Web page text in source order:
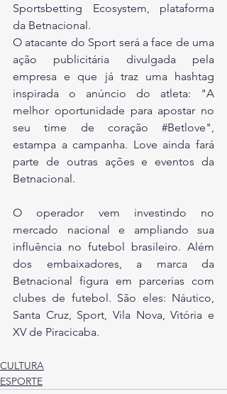
Sportsbetting Ecosystem, plataforma
da Betnacional.
O atacante do Sport será a face de uma
ação publicitária divulgada pela
empresa e que já traz uma hashtag
inspirada o anúncio do atleta: "A
melhor oportunidade para apostar no
seu time de coração #Betlove",
estampa a campanha. Love ainda fará
parte de outras ações e eventos da
Betnacional.
O operador vem investindo no
mercado nacional e ampliando sua
influência no futebol brasileiro. Além
dos embaixadores, a marca da
Betnacional figura em parcerias com
clubes de futebol. São eles: Náutico,
Santa Cruz, Sport, Vila Nova, Vitória e
XV de Piracicaba.
CULTURA
ESPORTE